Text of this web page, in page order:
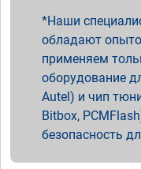
Наши
обладают
применяем
оборудование
Autel) и чип
Bitbox,
безопасность